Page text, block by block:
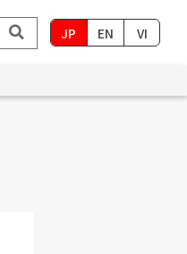
JP EN VI